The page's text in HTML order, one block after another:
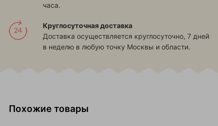
часа.
Круглосуточная доставка
Доставка осуществляется круглосуточно, 7 дней
в неделю в любую точку Москвы и области.
Похожие товары